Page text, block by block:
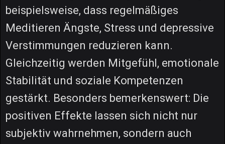
beispielsweise, dass regelmäßiges
Meditieren Ängste, Stress und depressive
Verstimmungen reduzieren kann.
Gleichzeitig werden Mitgefühl, emotionale
Stabilität und soziale Kompetenzen
gestärkt. Besonders bemerkenswert: Die
positiven Effekte lassen sich nicht nur
subjektiv wahrnehmen, sondern auch